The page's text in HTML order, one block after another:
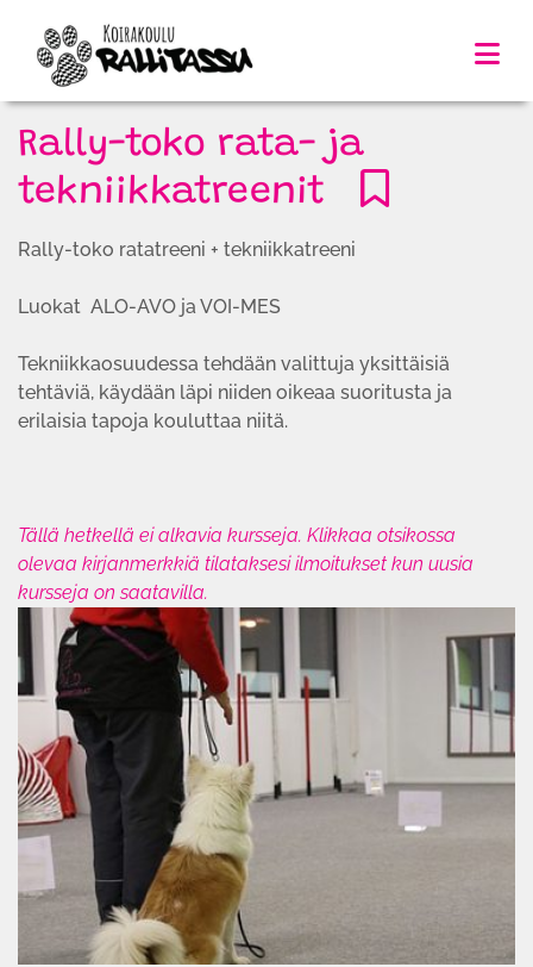
Rally-toko rata- ja
tekniikkatreenit
Rally-toko ratatreeni + tekniikkatreeni
Luokat ALO-AVO ja VOI-MES
Tekniikkaosuudessa tehdään valittuja yksittäisiä
tehtäviä, käydään läpi niiden oikeaa suoritusta ja
erilaisia tapoja kouluttaa niitä.
Tällä hetkellä ei alkavia kursseja. Klikkaa otsikossa
olevaa kirjanmerkkiä tilataksesi ilmoitukset kun uusia
kursseja on saatavilla.